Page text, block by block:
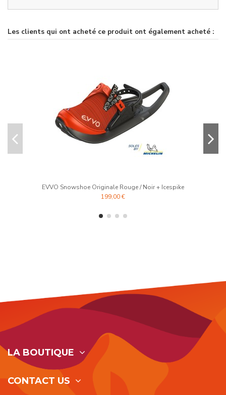
Les clients qui ont acheté ce produit ont également acheté :
EVVO Snowshoe Originale Rouge / Noir + Icespike
199,00 €
LA BOUTIQUE
CONTACT US